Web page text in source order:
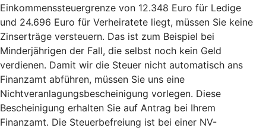
Einkommenssteuergrenze von 12.348 Euro für Ledige
und 24.696 Euro für Verheiratete liegt, müssen Sie keine
Zinserträge versteuern. Das ist zum Beispiel bei
Minderjährigen der Fall, die selbst noch kein Geld
verdienen. Damit wir die Steuer nicht automatisch ans
Finanzamt abführen, müssen Sie uns eine
Nichtveranlagungsbescheinigung vorlegen. Diese
Bescheinigung erhalten Sie auf Antrag bei Ihrem
Finanzamt. Die Steuerbefreiung ist bei einer NV-